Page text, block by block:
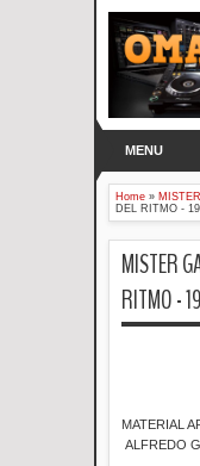
MENU
Home »
DEL RITMO -
MISTER
RITMO -
MATERIAL
ALFREDO